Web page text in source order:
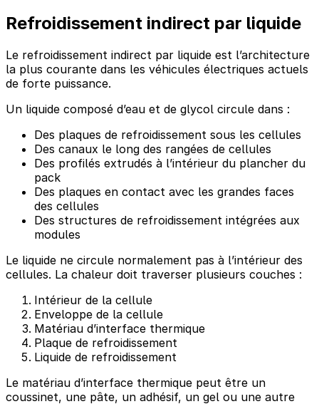
Refroidissement indirect par liquide
Le refroidissement indirect par liquide est l’architecture
la plus courante dans les véhicules électriques actuels
de forte puissance.
Un liquide composé d’eau et de glycol circule dans :
Des plaques de refroidissement sous les cellules
Des canaux le long des rangées de cellules
Des profilés extrudés à l’intérieur du plancher du
pack
Des plaques en contact avec les grandes faces
des cellules
Des structures de refroidissement intégrées aux
modules
Le liquide ne circule normalement pas à l’intérieur des
cellules. La chaleur doit traverser plusieurs couches :
Intérieur de la cellule
Enveloppe de la cellule
Matériau d’interface thermique
Plaque de refroidissement
Liquide de refroidissement
Le matériau d’interface thermique peut être un
coussinet, une pâte, un adhésif, un gel ou une autre